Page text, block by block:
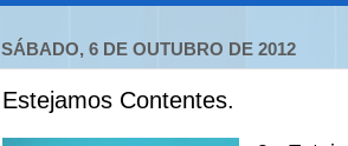
SÁBADO, 6 DE OUTUBRO DE 2012
Estejamos Contentes.